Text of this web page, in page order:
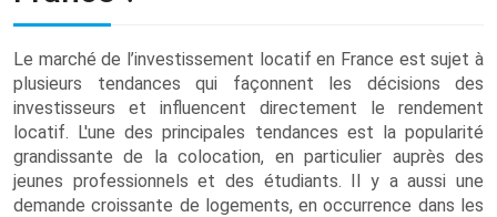
Le marché de l’investissement locatif en France est sujet à
plusieurs tendances qui façonnent les décisions des
investisseurs et influencent directement le rendement
locatif. L'une des principales tendances est la popularité
grandissante de la colocation, en particulier auprès des
jeunes professionnels et des étudiants. Il y a aussi une
demande croissante de logements, en occurrence dans les